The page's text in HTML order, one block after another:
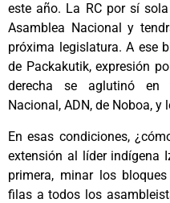
este año. La RC por sí
Asamblea Nacional y
próxima legislatura. A ese
de Packakutik, expresión
derecha se aglutinó en
Nacional, ADN, de Noboa, y
En esas condiciones,
extensión al líder indígena
primera, minar los
filas a todos los